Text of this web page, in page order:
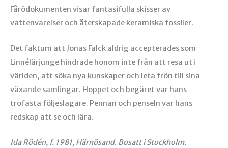
Fårödokumenten visar fantasifulla skisser av
vattenvarelser och återskapade keramiska fossiler.
Det faktum att Jonas Falck aldrig accepterades som
Linnélärjunge hindrade honom inte från att resa ut i
världen, att söka nya kunskaper och leta frön till sina
växande samlingar. Hoppet och begäret var hans
trofasta följeslagare. Pennan och penseln var hans
redskap att se och lära.
Ida Rödén, f. 1981, Härnösand. Bosatt i Stockholm.